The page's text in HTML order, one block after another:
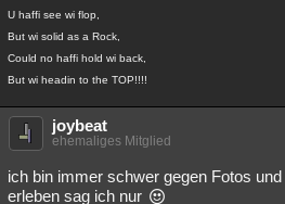
U haffi see wi flop,
But wi solid as a Rock,
Could no haffi hold wi back,
But wi headin to the TOP!!!!
joybeat
ehemaliges Mitglied
ich bin immer schwer gegen Fotos
erleben sag ich nur